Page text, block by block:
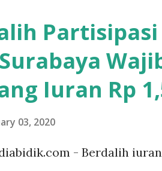
Iuran Rp
03, 2020
- Berdalih